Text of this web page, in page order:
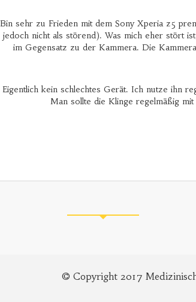
Bin sehr zu Frieden mit dem Sony Xperia z5
jedoch nicht als störend). Was mich eher stört
im Gegensatz zu der Kammera. Die
Eigentlich kein schlechtes Gerät. Ich nutze ihn
Man sollte die Klinge regelmäßig
© Copyright 2017